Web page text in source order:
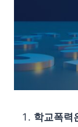
학교폭력